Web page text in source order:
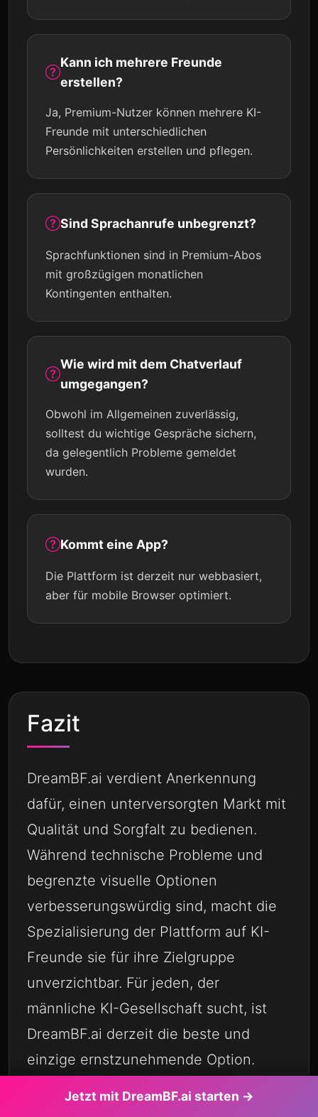
Kann ich mehrere Freunde
erstellen?
Ja, Premium-Nutzer können mehrere KI-
Freunde mit unterschiedlichen
Persönlichkeiten erstellen und pflegen.
Sind Sprachanrufe unbegrenzt?
Sprachfunktionen sind in Premium-Abos
mit großzügigen monatlichen
Kontingenten enthalten.
Wie wird mit dem Chatverlauf
umgegangen?
Obwohl im Allgemeinen zuverlässig,
solltest du wichtige Gespräche sichern,
da gelegentlich Probleme gemeldet
wurden.
Kommt eine App?
Die Plattform ist derzeit nur webbasiert,
aber für mobile Browser optimiert.
Fazit
DreamBF.ai verdient Anerkennung
dafür, einen unterversorgten Markt mit
Qualität und Sorgfalt zu bedienen.
Während technische Probleme und
begrenzte visuelle Optionen
verbesserungswürdig sind, macht die
Spezialisierung der Plattform auf KI-
Freunde sie für ihre Zielgruppe
unverzichtbar. Für jeden, der
männliche KI-Gesellschaft sucht, ist
DreamBF.ai derzeit die beste und
einzige ernstzunehmende Option.
DreamBF.ai erreicht 4.5/5 Sterne als führende KI-
Jetzt mit DreamBF.ai starten →